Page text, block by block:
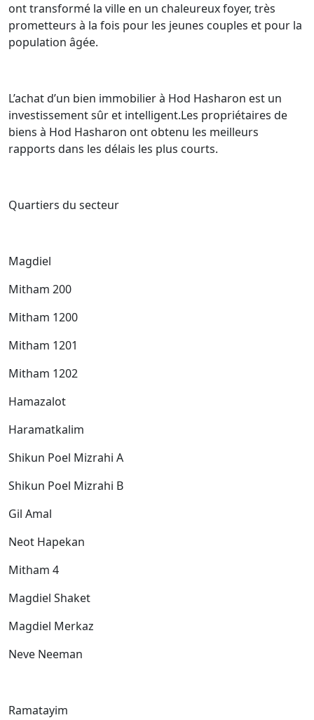
ont transformé la ville en un chaleureux foyer, très
prometteurs à la fois pour les jeunes couples et pour la
population âgée.
L’achat d’un bien immobilier à Hod Hasharon est un
investissement sûr et intelligent.Les propriétaires de
biens à Hod Hasharon ont obtenu les meilleurs
rapports dans les délais les plus courts.
Quartiers du secteur
Magdiel
Mitham 200
Mitham 1200
Mitham 1201
Mitham 1202
Hamazalot
Haramatkalim
Shikun Poel Mizrahi A
Shikun Poel Mizrahi B
Gil Amal
Neot Hapekan
Mitham 4
Magdiel Shaket
Magdiel Merkaz
Neve Neeman
Ramatayim